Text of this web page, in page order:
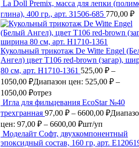
La Doll Premix, масса для лепки
глина), 400 гр., арт. З1506-685 770,00 ₽
Кукольный трикотаж De Witte Engel
Ангел) цвет Т106 red-brown (загар),
80 см, арт. Н1710-1361 525,00 ₽ –
1050,00 ₽Диапазон цен: 525,00 ₽ –
1050,00 ₽отрез
Игла для фильцевания EcoStar №40
трехгранная 97,00 ₽ – 6600,00 ₽
цен: 97,00 ₽ – 6600,00 ₽шт/уп
Моделайт Софт, двухкомпонентный
эпоксидный состав, 160 гр, арт.